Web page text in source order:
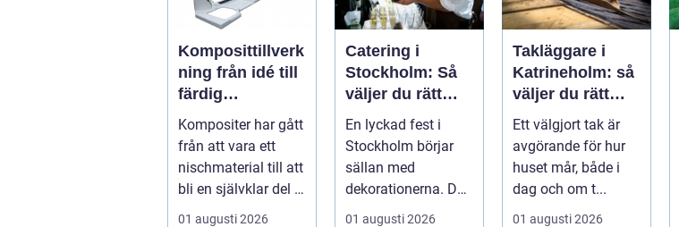
Komposittillverk
ning från idé till
färdig
högpresterande
produkt
Kompositer har gått
från att vara ett
nischmaterial till att
bli en självklar del i
allt från vindkr...
01 augusti 2026
Catering i
Stockholm: Så
väljer du rätt
mat till ditt
evenemang
En lyckad fest i
Stockholm börjar
sällan med
dekorationerna. Den
börjar i köket....
01 augusti 2026
Takläggare i
Katrineholm: så
väljer du rätt
och får ett tak
som håller
Ett välgjort tak är
avgörande för hur
huset mår, både i
dag och om t...
01 augusti 2026